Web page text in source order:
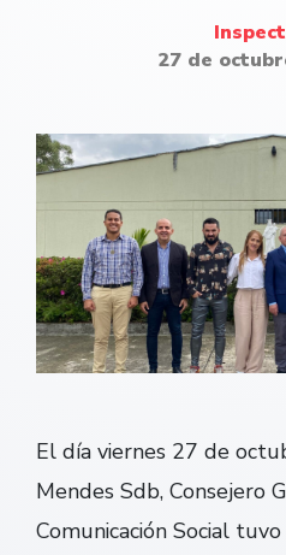
27 de
El día viernes 27 de
Mendes Sdb, Consejero
Comunicación Social